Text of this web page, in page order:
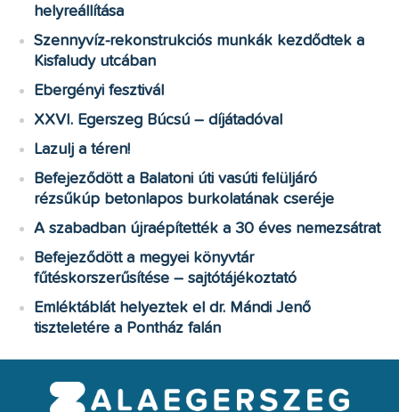
helyreállítása
Szennyvíz-rekonstrukciós munkák kezdődtek a
Kisfaludy utcában
Ebergényi fesztivál
XXVI. Egerszeg Búcsú – díjátadóval
Lazulj a téren!
Befejeződött a Balatoni úti vasúti felüljáró
rézsűkúp betonlapos burkolatának cseréje
A szabadban újraépítették a 30 éves nemezsátrat
Befejeződött a megyei könyvtár
fűtéskorszerűsítése – sajtótájékoztató
Emléktáblát helyeztek el dr. Mándi Jenő
tiszteletére a Pontház falán